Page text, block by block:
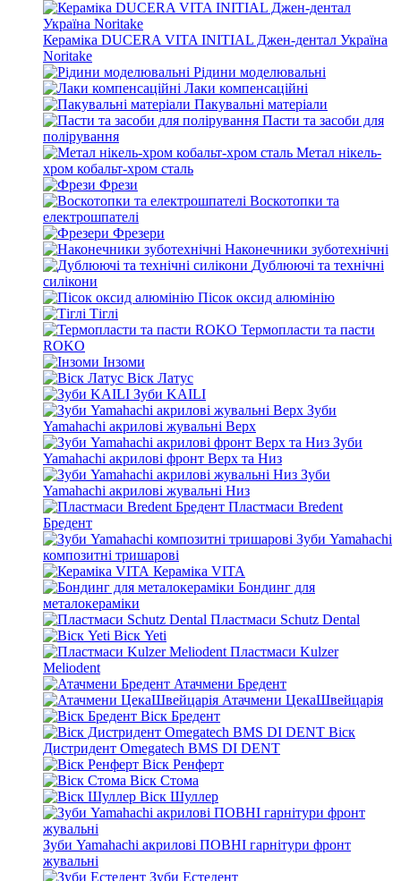
Кераміка DUCERA VITA INITIAL Джен-дентал Україна
Noritake
Рідини моделювальні
Лаки компенсаційні
Пакувальні матеріали
Пасти та засоби для
полірування
Метал нікель-
хром кобальт-хром сталь
Фрези
Воскотопки та
електрошпателі
Фрезери
Наконечники зуботехнічні
Дублюючі та технічні
силікони
Пісок оксид алюмінію
Тіглі
Термопласти та пасти
ROKO
Інзоми
Віск Латус
Зуби KAILI
Зуби
Yamahachi акрилові жувальні Верх
Зуби
Yamahachi акрилові фронт Верх та Низ
Зуби
Yamahachi акрилові жувальні Низ
Пластмаси Bredent
Бредент
Зуби Yamahachi
композитні тришарові
Кераміка VITA
Бондинг для
металокераміки
Пластмаси Schutz Dental
Віск Yeti
Пластмаси Kulzer
Meliodent
Атачмени Бредент
Атачмени ЦекаШвейцарія
Віск Бредент
Віск
Дистридент Omegatech BMS DI DENT
Віск Ренферт
Віск Стома
Віск Шуллер
Зуби Yamahachi акрилові ПОВНІ гарнітури фронт
жувальні
Зуби Естедент